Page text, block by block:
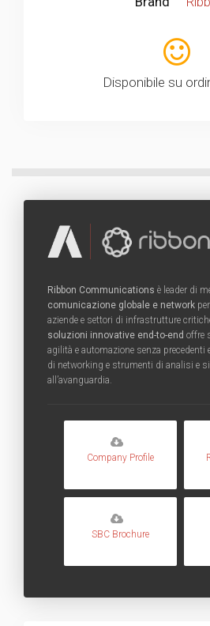
Disponibile su
Ribbon Communications è leader di
comunicazione globale e network
aziende e settori di infrastrutture
soluzioni innovative end-to-end offre
agilità e automazione senza precedenti
di networking e strumenti di analisi e
all’avanguardia.
Company Profile
SBC Brochure